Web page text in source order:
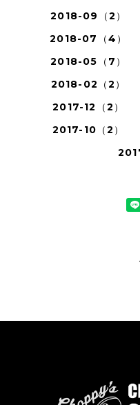
2018-09（2）
2018-07（4）
2018-05（7）
2018-02（2）
2017-12（2）
2017-10（2）